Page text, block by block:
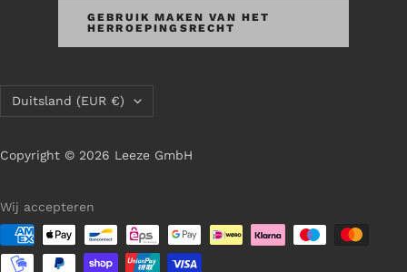
GEBRUIK MAKEN VAN HET
HERROEPINGSRECHT
Land/regio Duitsland (EUR €)
Copyright © 2026 Leeze GmbH
Wij accepteren